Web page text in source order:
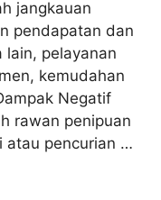
jangkauan
pendapatan dan
lain, pelayanan
kemudahan
Negatif
rawan penipuan
atau pencurian …